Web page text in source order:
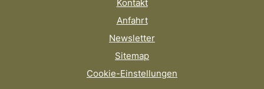
Kontakt
Anfahrt
Newsletter
Sitemap
Cookie-Einstellungen